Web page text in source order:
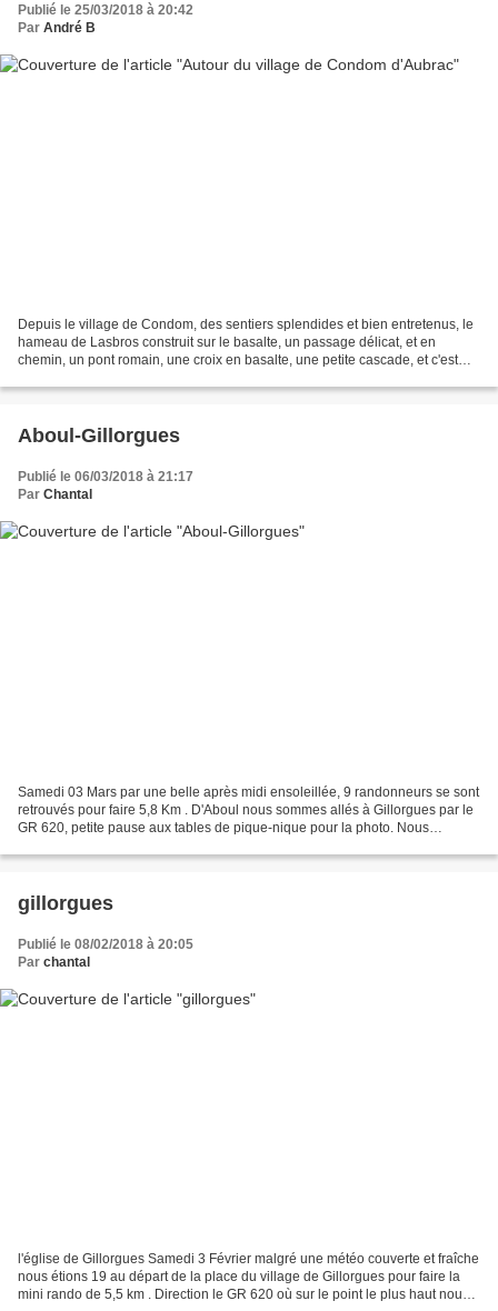
Publié le 25/03/2018 à 20:42
Par André B
Depuis le village de Condom, des sentiers splendides et bien entretenus, le
hameau de Lasbros construit sur le basalte, un passage délicat, et en
chemin, un pont romain, une croix en basalte, une petite cascade, et c'est
Aboul-Gillorgues
Publié le 06/03/2018 à 21:17
Par Chantal
Samedi 03 Mars par une belle après midi ensoleillée, 9 randonneurs se sont
retrouvés pour faire 5,8 Km . D'Aboul nous sommes allés à Gillorgues par le
GR 620, petite pause aux tables de pique-nique pour la photo. Nous
gillorgues
Publié le 08/02/2018 à 20:05
Par chantal
l'église de Gillorgues Samedi 3 Février malgré une météo couverte et fraîche
nous étions 19 au départ de la place du village de Gillorgues pour faire la
mini rando de 5,5 km . Direction le GR 620 où sur le point le plus haut nous